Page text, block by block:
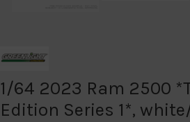
1/64 2023 Ram 2500
Edition Series 1*,